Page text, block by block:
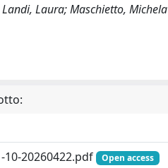
Laura; Maschietto, Michela
10-20260422.pdf
Open access